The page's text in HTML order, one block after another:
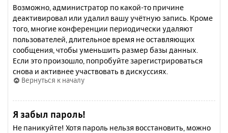
Возможно, администратор по какой-то причине
деактивировал или удалил вашу учётную запись. Кроме
того, многие конференции периодически удаляют
пользователей, длительное время не оставляющих
сообщения, чтобы уменьшить размер базы данных.
Если это произошло, попробуйте зарегистрироваться
снова и активнее участвовать в дискуссиях.
Вернуться к началу
Я забыл пароль!
Не паникуйте! Хотя пароль нельзя восстановить, можно